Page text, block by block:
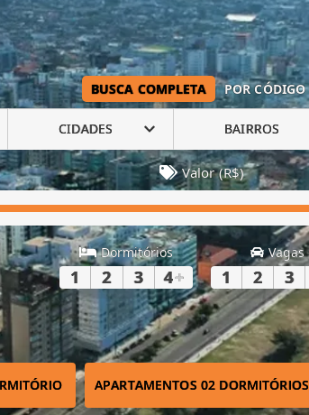
BUSCA COMPLETA POR CÓDIGO
CIDADES BAIRROS
Valor (R$)
Dormitórios
1 2 3 4+
Vagas
1 2 3
APARTAMENTOS 02 DORMITÓRIOS